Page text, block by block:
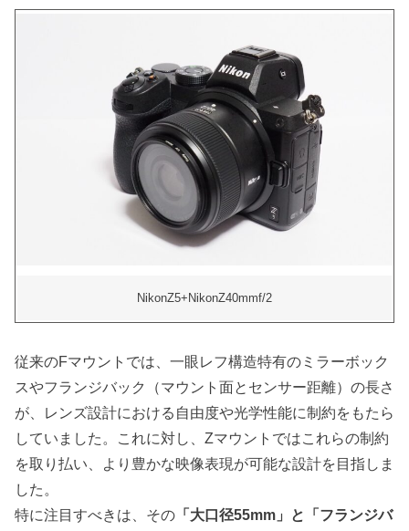
NikonZ5+NikonZ40mmf/2
従来のFマウントでは、一眼レフ構造特有のミラーボック
スやフランジバック（マウント面とセンサー距離）の長さ
が、レンズ設計における自由度や光学性能に制約をもたら
していました。これに対し、Zマウントではこれらの制約
を取り払い、より豊かな映像表現が可能な設計を目指しま
した。
特に注目すべきは、その 「大口径55mm」と「フランジバ